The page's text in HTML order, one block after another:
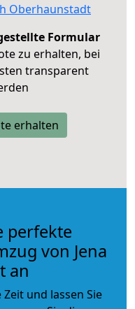
Oberhaunstadt
Formular
zu erhalten, bei
transparent
erhalten
perfekte
von Jena
an
und lassen Sie